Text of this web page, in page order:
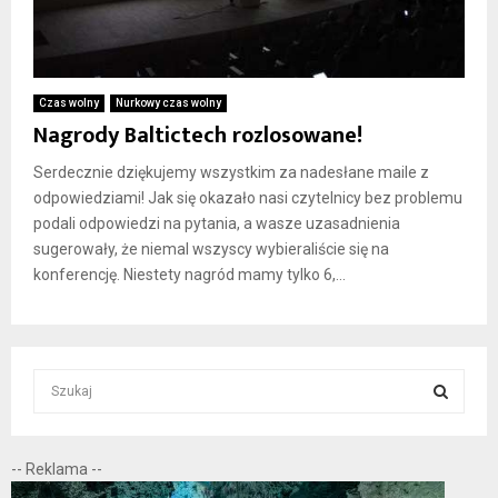
Czas wolny Nurkowy czas wolny
Nagrody Baltictech rozlosowane!
Serdecznie dziękujemy wszystkim za nadesłane maile z
odpowiedziami! Jak się okazało nasi czytelnicy bez problemu
podali odpowiedzi na pytania, a wasze uzasadnienia
sugerowały, że niemal wszyscy wybieraliście się na
konferencję. Niestety nagród mamy tylko 6,...
c
E
-- Reklama --